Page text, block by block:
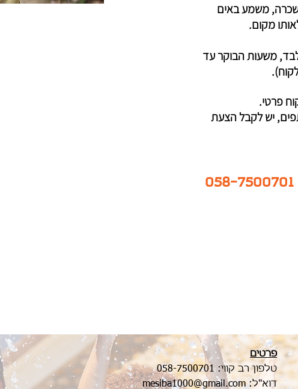
משמע באים
מקום.
משעות הבוקר עד
פרטי.
יש לקבל הצעת
פרטים
טלפון רב קווי:058-7500701
דוא"ל:mesiba1000@gmail.com